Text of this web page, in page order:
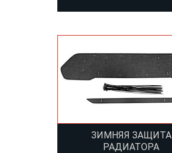
ЗИМНЯЯ ЗАЩИТА
РАДИАТОРА